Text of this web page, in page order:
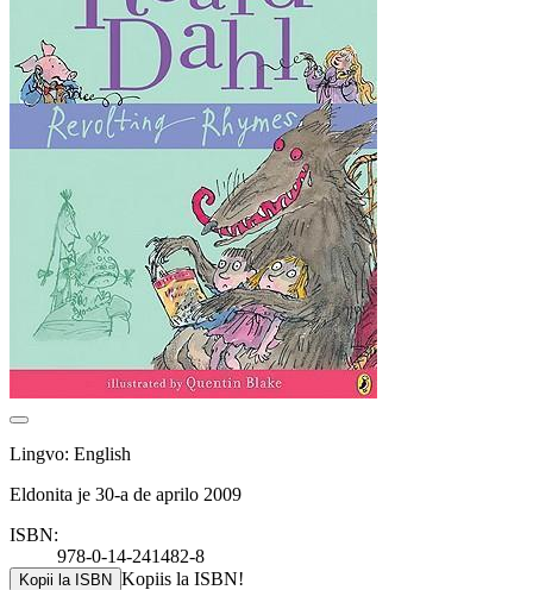
Lingvo: English
Eldonita je 30-a de aprilo 2009
ISBN:
978-0-14-241482-8
Kopii la ISBN Kopiis la ISBN!